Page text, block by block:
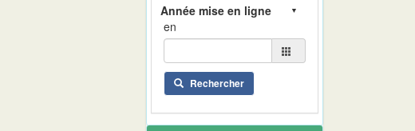
en
Rechercher